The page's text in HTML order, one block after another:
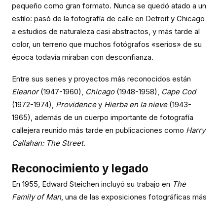
pequeño como gran formato. Nunca se quedó atado a un
estilo: pasó de la fotografía de calle en Detroit y Chicago
a estudios de naturaleza casi abstractos, y más tarde al
color, un terreno que muchos fotógrafos «serios» de su
época todavía miraban con desconfianza.
Entre sus series y proyectos más reconocidos están
Eleanor(1947-1960), Chicago(1948-1958), Cape Cod
(1972-1974), Providencey Hierba en la nieve(1943-
1965), además de un cuerpo importante de fotografía
callejera reunido más tarde en publicaciones como Harry
Callahan: The Street.
Reconocimiento y legado
En 1955, Edward Steichen incluyó su trabajo en The
Family of Man, una de las exposiciones fotográficas más